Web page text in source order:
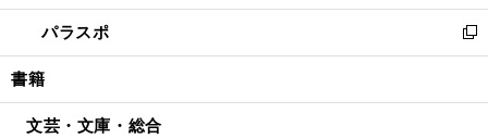
ウ
で
開
ン
ド
ウ
開
ウ
ィ
ン
ウ
し
い
ウ
ン
パラスポ
新
し
ウ
書籍
文芸・文庫・総合